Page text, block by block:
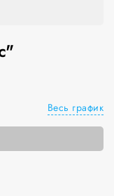
Весь график